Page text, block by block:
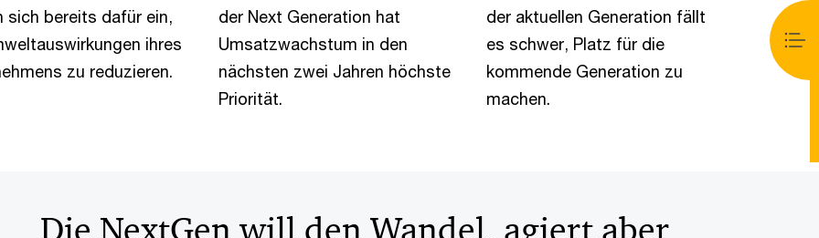
sich bereits dafür ein,
ihres
zu reduzieren.
der Next Generation hat
Umsatzwachstum in den
nächsten zwei Jahren höchste
Priorität.
der aktuellen Generation fällt
es schwer, Platz für die
kommende Generation zu
machen.